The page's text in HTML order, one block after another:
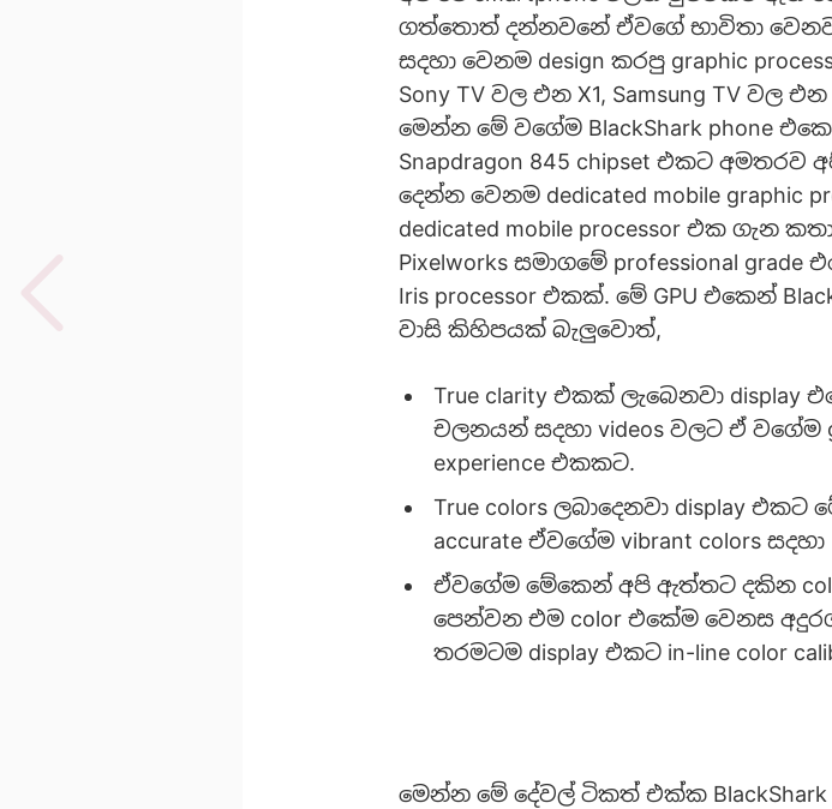
ගත්තොත් දන්නවනේ ඒවගේ භාවිතා
සදහා වෙනම design කරපු graphic
Sony TV වල එන X1, Samsung TV වල
මෙන්න මේ වගේම BlackShark phone
Snapdragon 845 chipset එකට අමතරව
දෙන්න වෙනම dedicated mobile
dedicated mobile processor එක ගැන
Pixelworks සමාගමේ professional
Iris processor එකක්. මේ GPU එකෙන්
වාසි කිහිපයක් බැලුවොත්,
True clarity එකක් ලැබෙනවා display
චලනයන් සදහා videos වලට ඒ වගේම
experience එකකට.
True colors ලබාදෙනවා display
accurate ඒවගේම vibrant colors සදහා
ඒවගේම මේකෙන් අපි ඇත්තට දකින
පෙන්වන එම color එකේම වෙනස
තරමටම display එකට in-line color
මෙන්න මේ දේවල් ටිකත් එක්ක BlackShark